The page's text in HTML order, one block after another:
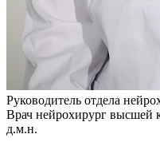
Руководитель отдела
Врач нейрохирург высшей
д.м.н.